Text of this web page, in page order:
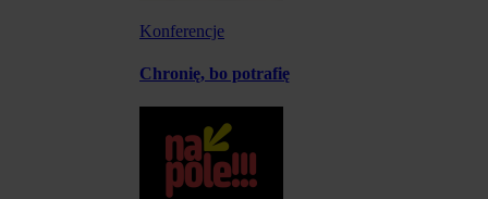
Konferencje
Chronię, bo potrafię